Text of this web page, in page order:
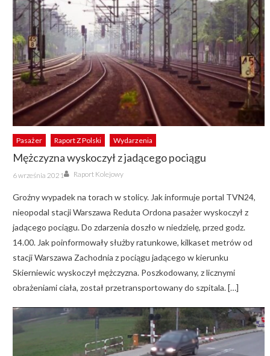
Pasażer Raport Z Polski Wydarzenia
Mężczyzna wyskoczył z jadącego pociągu
Posted
on
6 września 2021 Author
Raport Kolejowy
Groźny wypadek na torach w stolicy. Jak informuje portal TVN24,
nieopodal stacji Warszawa Reduta Ordona pasażer wyskoczył z
jadącego pociągu. Do zdarzenia doszło w niedzielę, przed godz.
14.00. Jak poinformowały służby ratunkowe, kilkaset metrów od
stacji Warszawa Zachodnia z pociągu jadącego w kierunku
Skierniewic wyskoczył mężczyzna. Poszkodowany, z licznymi
obrażeniami ciała, został przetransportowany do szpitala. […]